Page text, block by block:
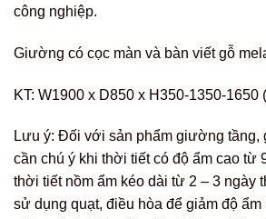
công nghiệp.
Giường có cọc màn và bàn viết gỗ
KT: W1900 x D850 x H350-1350-1650
Lưu ý: Đối với sản phẩm giường tầng,
cần chú ý khi thời tiết có độ ẩm cao từ
thời tiết nồm ẩm kéo dài từ 2 – 3 ngày
sử dụng quạt, điều hòa để giảm độ ẩm